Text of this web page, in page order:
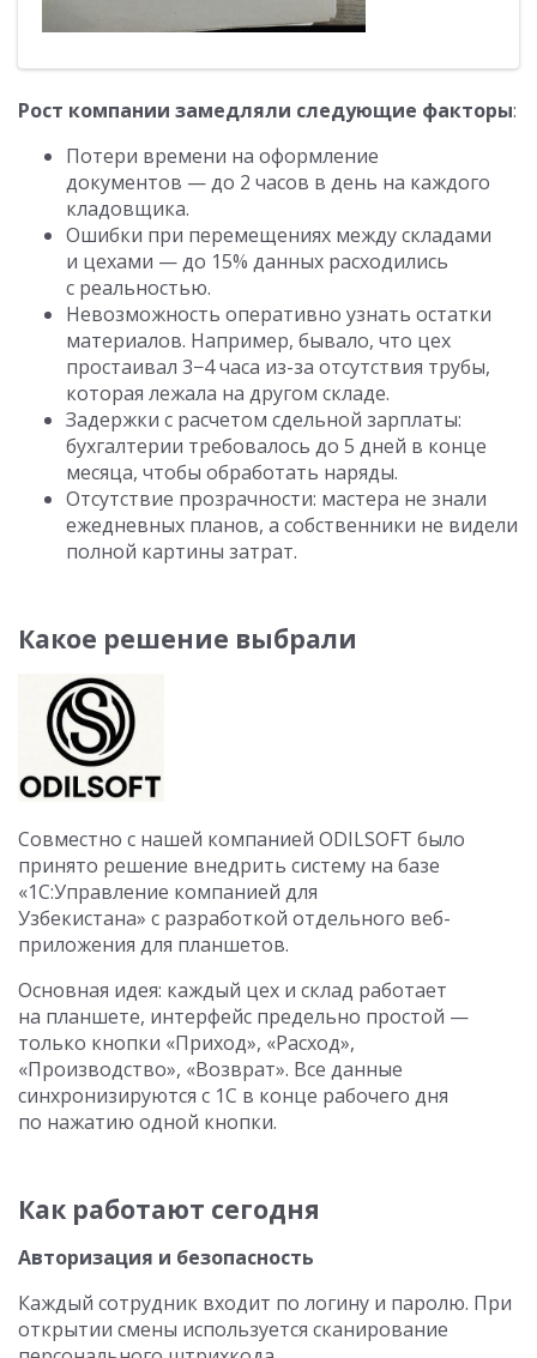
Рост компании замедляли следующие факторы:
Потери времени на оформление
документов — до 2 часов в день на каждого
кладовщика.
Ошибки при перемещениях между складами
и цехами — до 15% данных расходились
с реальностью.
Невозможность оперативно узнать остатки
материалов. Например, бывало, что цех
простаивал 3−4 часа из-за отсутствия трубы,
которая лежала на другом складе.
Задержки с расчетом сдельной зарплаты:
бухгалтерии требовалось до 5 дней в конце
месяца, чтобы обработать наряды.
Отсутствие прозрачности: мастера не знали
ежедневных планов, а собственники не видели
полной картины затрат.
Какое решение выбрали
Совместно с нашей компанией ODILSOFT было
принято решение внедрить систему на базе
«1С:Управление компанией для
Узбекистана» с разработкой отдельного веб-
приложения для планшетов.
Основная идея: каждый цех и склад работает
на планшете, интерфейс предельно простой —
только кнопки «Приход», «Расход»,
«Производство», «Возврат». Все данные
синхронизируются с 1С в конце рабочего дня
по нажатию одной кнопки.
Как работают сегодня
Авторизация и безопасность
Каждый сотрудник входит по логину и паролю. При
открытии смены используется сканирование